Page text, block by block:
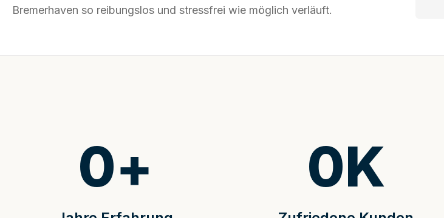
Bremerhaven so reibungslos und stressfrei wie möglich verläuft.
0+ 0K